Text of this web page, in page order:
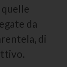
da
di